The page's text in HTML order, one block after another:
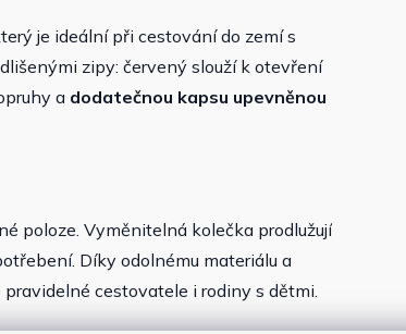
je ideální při cestování do zemí s
zipy: červený slouží k otevření
a dodatečnou kapsu upevněnou
poloze. Vyměnitelná kolečka prodlužují
Díky odolnému materiálu a
cestovatele i rodiny s dětmi.